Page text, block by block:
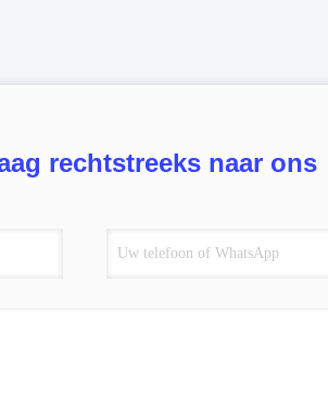
rechtstreeks naar ons